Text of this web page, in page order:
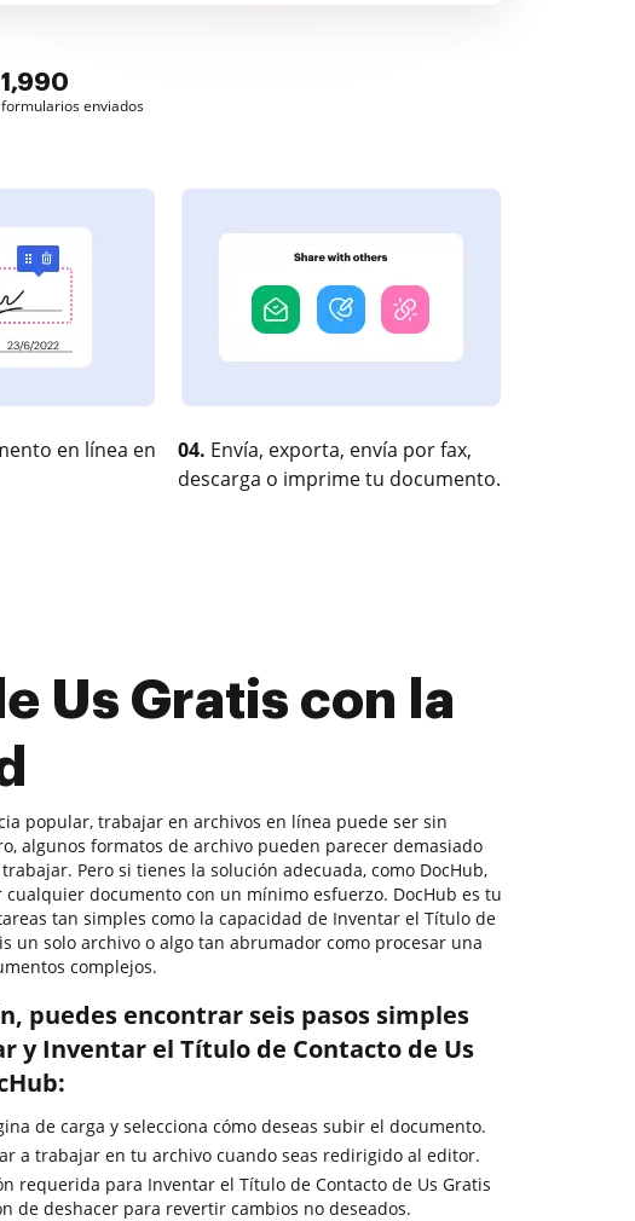
1,990
formularios enviados
en línea en
04. Envía, exporta, envía por fax,
descarga o imprime tu documento.
Us Gratis con la
popular, trabajar en archivos en línea puede ser sin
algunos formatos de archivo pueden parecer demasiado
Pero si tienes la solución adecuada, como DocHub,
documento con un mínimo esfuerzo. DocHub es tu
tan simples como la capacidad de Inventar el Título de
un solo archivo o algo tan abrumador como procesar una
complejos.
puedes encontrar seis pasos simples
y Inventar el Título de Contacto de Us
de carga y selecciona cómo deseas subir el documento.
a trabajar en tu archivo cuando seas redirigido al editor.
requerida para Inventar el Título de Contacto de Us Gratis
de deshacer para revertir cambios no deseados.